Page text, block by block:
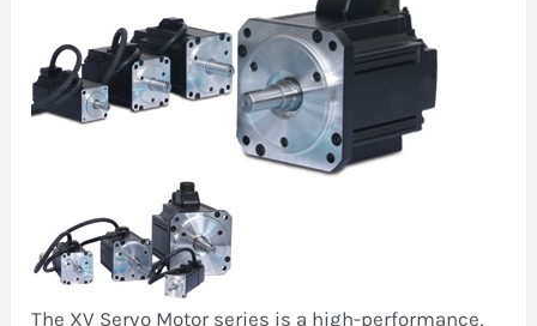
The XV Servo Motor series is a high-performance,